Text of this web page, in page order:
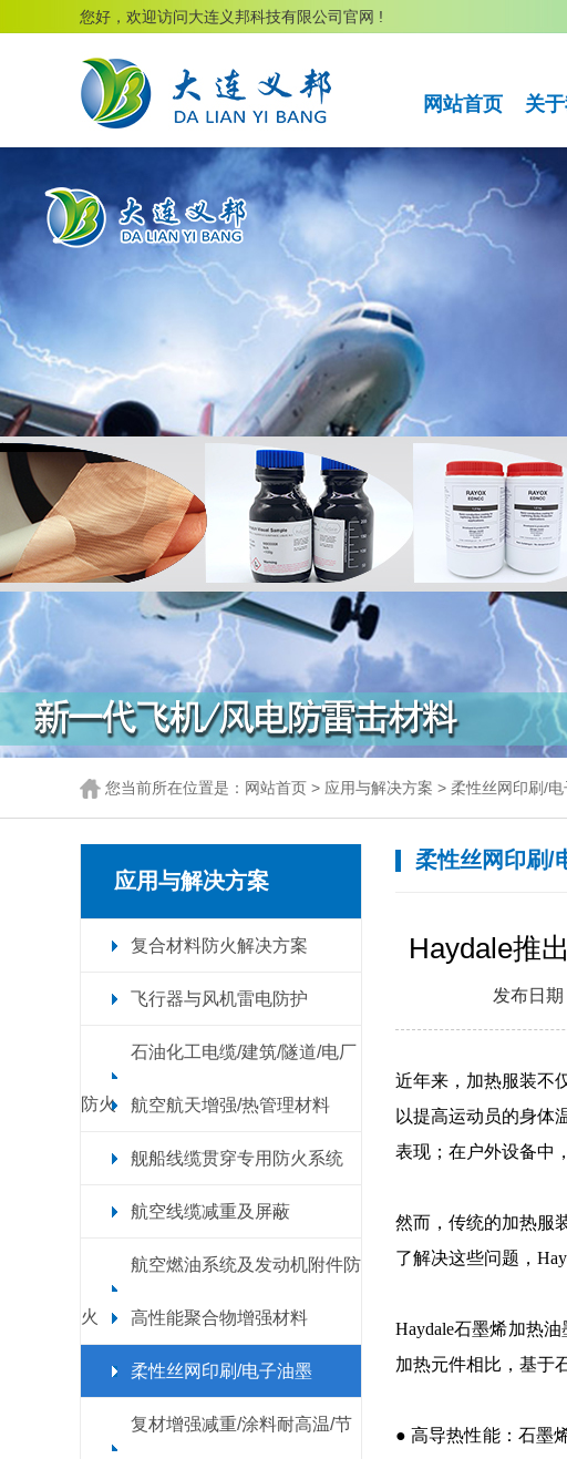
您好，欢迎访问大连义邦科技有限公司官网 !
网站首页 关
您当前所在位置是： 网站首页 > 应用与解决方案 > 柔性丝网印刷/
应用与解决方案
复合材料防火解决方案
飞行器与风机雷电防护
石油化工电缆/建筑/隧道/电厂
防火 航空航天增强/热管理材料
舰船线缆贯穿专用防火系统
航空线缆减重及屏蔽
航空燃油系统及发动机附件防
火 高性能聚合物增强材料
柔性丝网印刷/电子油墨
复材增强减重/涂料耐高温/节
柔性丝网印刷/
Haydale推
发布日
近年来，加热服装不
以提高运动员的身体
表现；在户外设备中
然而，传统的加热服
了解决这些问题，
Haydale石墨烯加热
加热元件相比，基于
● 高导热性能：石墨